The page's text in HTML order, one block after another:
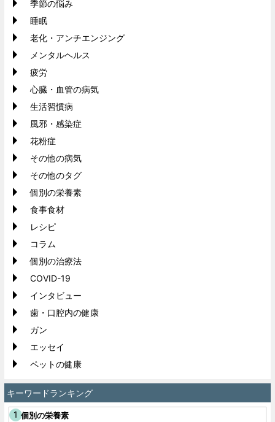
季節の悩み
睡眠
老化・アンチエンジング
メンタルヘルス
疲労
心臓・血管の病気
生活習慣病
風邪・感染症
花粉症
その他の病気
その他のタグ
個別の栄養素
食事食材
レシピ
コラム
個別の治療法
COVID-19
インタビュー
歯・口腔内の健康
ガン
エッセイ
ペットの健康
キーワードランキング
個別の栄養素